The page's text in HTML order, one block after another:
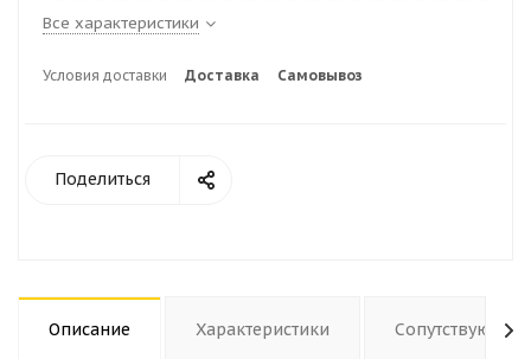
Все характеристики
Условия доставки Доставка Самовывоз
Поделиться
Описание Характеристики